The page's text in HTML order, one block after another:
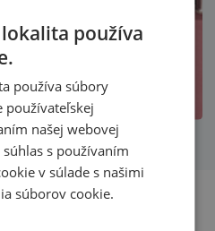
používa
používa súbory
používateľskej
našej webovej
s používaním
v súlade s našimi
súborov cookie.